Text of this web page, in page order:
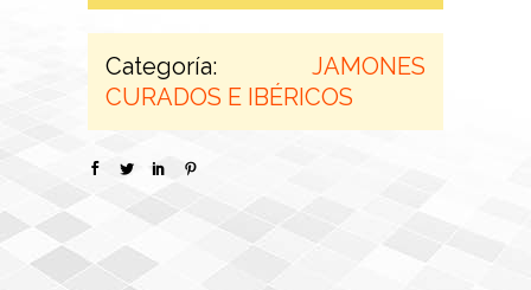
Categoría: JAMONES
CURADOS E IBÉRICOS